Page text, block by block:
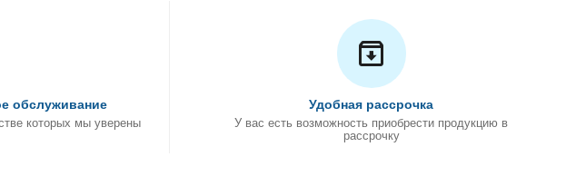
обслуживание
которых мы уверены
Удобная рассрочка
У вас есть возможность приобрести продукцию в
рассрочку